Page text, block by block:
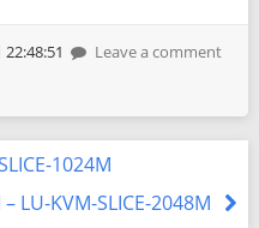
22:48:51
Leave a comment
1024M
LU-KVM-SLICE-2048M